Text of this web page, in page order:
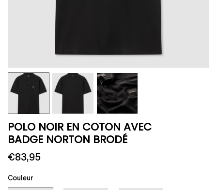
POLO NOIR EN COTON AVEC
BADGE NORTON BRODÉ
€83,95
Couleur